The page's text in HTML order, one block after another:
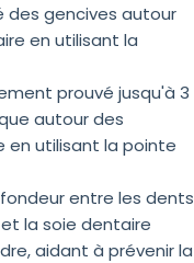
des gencives autour
en utilisant la
prouvé jusqu'à 3
autour des
en utilisant la pointe
entre les dents
la soie dentaire
aidant à prévenir la